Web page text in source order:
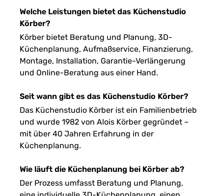
Welche Leistungen bietet das Küchenstudio
Körber?
Körber bietet Beratung und Planung, 3D-
Küchenplanung, Aufmaßservice, Finanzierung,
Montage, Installation, Garantie-Verlängerung
und Online-Beratung aus einer Hand.
Seit wann gibt es das Küchenstudio Körber?
Das Küchenstudio Körber ist ein Familienbetrieb
und wurde 1982 von Alois Körber gegründet –
mit über 40 Jahren Erfahrung in der
Küchenplanung.
Wie läuft die Küchenplanung bei Körber ab?
Der Prozess umfasst Beratung und Planung,